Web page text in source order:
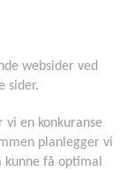
websider ved
sider.
vi en konkuranse
planlegger vi
få optimal